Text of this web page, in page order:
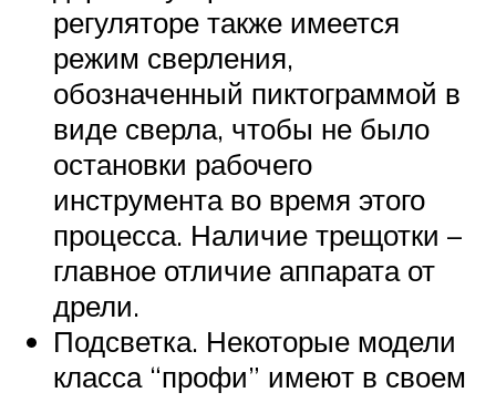
регуляторе также имеется
режим сверления,
обозначенный пиктограммой в
виде сверла, чтобы не было
остановки рабочего
инструмента во время этого
процесса. Наличие трещотки –
главное отличие аппарата от
дрели.
Подсветка. Некоторые модели
класса “профи” имеют в своем